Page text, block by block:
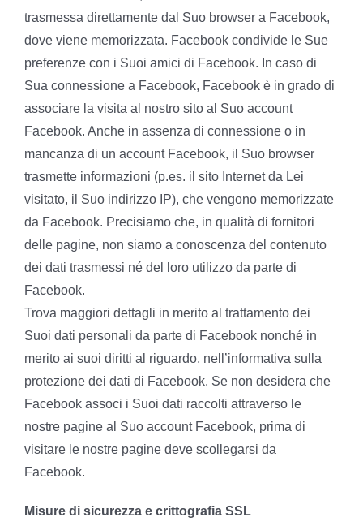
trasmessa direttamente dal Suo browser a Facebook,
dove viene memorizzata. Facebook condivide le Sue
preferenze con i Suoi amici di Facebook. In caso di
Sua connessione a Facebook, Facebook è in grado di
associare la visita al nostro sito al Suo account
Facebook. Anche in assenza di connessione o in
mancanza di un account Facebook, il Suo browser
trasmette informazioni (p.es. il sito Internet da Lei
visitato, il Suo indirizzo IP), che vengono memorizzate
da Facebook. Precisiamo che, in qualità di fornitori
delle pagine, non siamo a conoscenza del contenuto
dei dati trasmessi né del loro utilizzo da parte di
Facebook.
Trova maggiori dettagli in merito al trattamento dei
Suoi dati personali da parte di Facebook nonché in
merito ai suoi diritti al riguardo, nell’informativa sulla
protezione dei dati di Facebook. Se non desidera che
Facebook associ i Suoi dati raccolti attraverso le
nostre pagine al Suo account Facebook, prima di
visitare le nostre pagine deve scollegarsi da
Facebook.
Misure di sicurezza e crittografia SSL